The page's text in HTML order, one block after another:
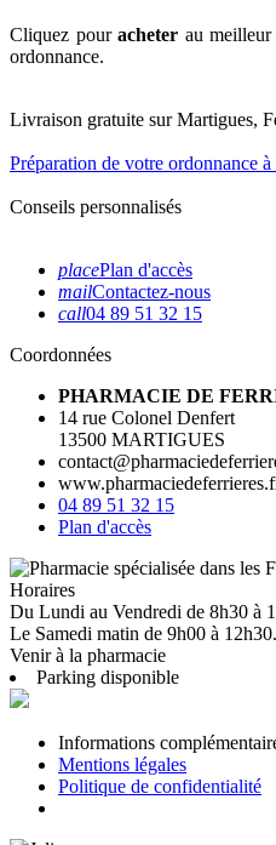
Cliquez pour acheter au meilleur
ordonnance.
Livraison gratuite sur Martigues,
Préparation de votre ordonnance à
Conseils personnalisés
placePlan d'accès
mailContactez-nous
call04 89 51 32 15
Coordonnées
PHARMACIE DE
14 rue Colonel Denfert
13500 MARTIGUES
04 89 51 32 15
Plan d'accès
Horaires
Du Lundi au Vendredi de 8h30 à
Le Samedi matin de 9h00 à 12h30.
Venir à la pharmacie
Parking disponible
Informations
Mentions légales
Politique de confidentialité